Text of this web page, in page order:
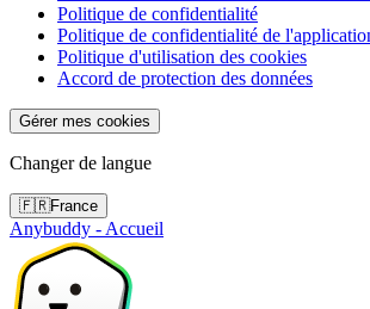
Politique de confidentialité
Politique de confidentialité de
Politique d'utilisation des cookies
Accord de protection des données
Gérer mes cookies
Changer de langue
🇫🇷France
Anybuddy - Accueil